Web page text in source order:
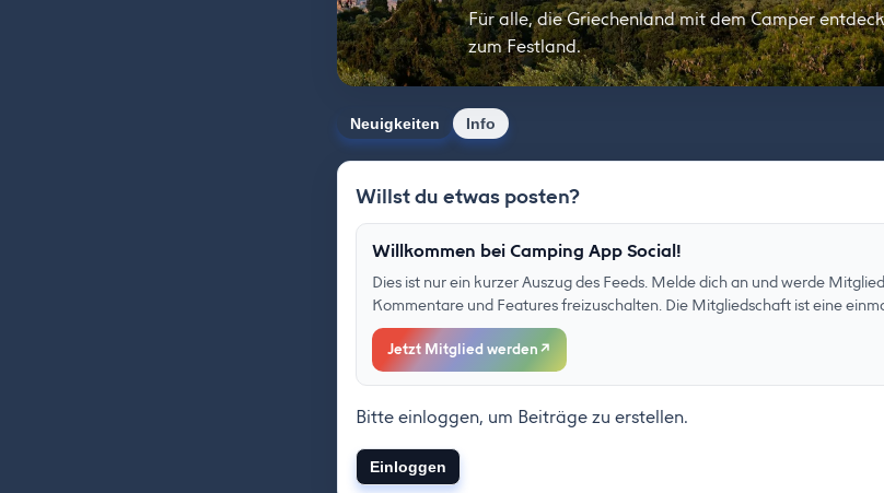
Für alle, die Griechenland mit dem Camper
zum Festland.
Neuigkeiten Info
Willst du etwas posten?
Willkommen bei Camping App Social!
Dies ist nur ein kurzer Auszug des Feeds. Melde dich an und werde
Kommentare und Features freizuschalten. Die Mitgliedschaft ist eine
Jetzt Mitglied werden ↗
Bitte einloggen, um Beiträge zu erstellen.
Einloggen